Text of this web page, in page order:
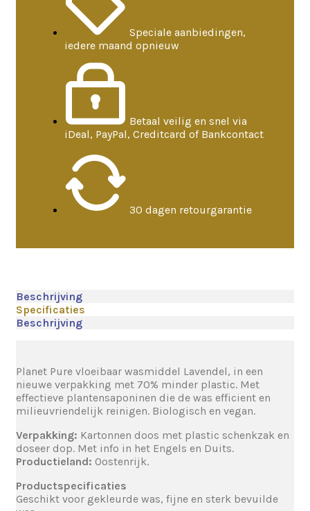
Speciale aanbiedingen,
iedere maand opnieuw
Betaal veilig en snel via
iDeal, PayPal, Creditcard of Bankcontact
30 dagen retourgarantie
Beschrijving
Specificaties
Beschrijving
Planet Pure vloeibaar wasmiddel Lavendel, in een
nieuwe verpakking met 70% minder plastic. Met
effectieve plantensaponinen die de was efficient en
milieuvriendelijk reinigen. Biologisch en vegan.
Verpakking: Kartonnen doos met plastic schenkzak en
doseer dop. Met info in het Engels en Duits.
Productieland: Oostenrijk.
Productspecificaties
Geschikt voor gekleurde was, fijne en sterk bevuilde